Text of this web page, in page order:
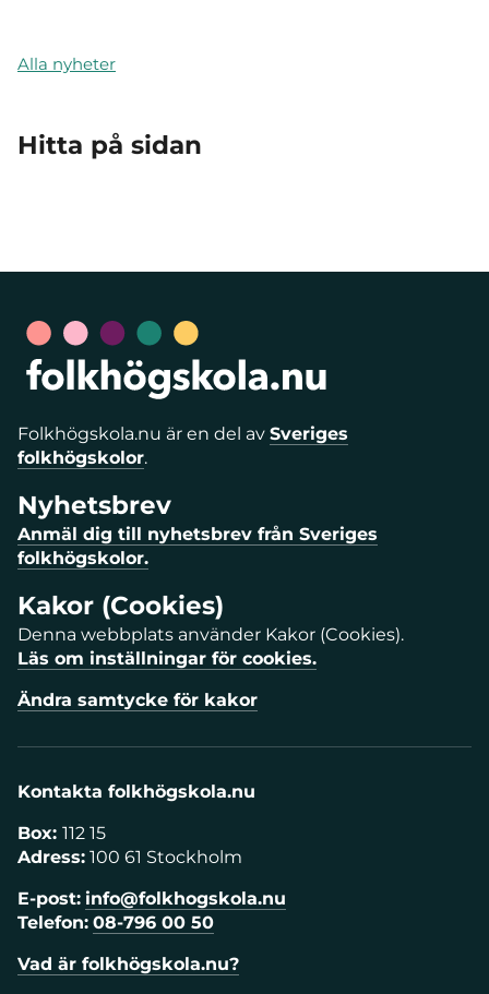
Alla nyheter
Hitta på sidan
Folkhögskola.nu är en del av Sveriges
folkhögskolor.
Nyhetsbrev
Anmäl dig till nyhetsbrev från Sveriges
folkhögskolor.
Kakor (Cookies)
Denna webbplats använder Kakor (Cookies).
Läs om inställningar för cookies.
Ändra samtycke för kakor
Kontakta folkhögskola.nu
Box: 112 15
Adress: 100 61 Stockholm
E-post: info@folkhogskola.nu
Telefon: 08-796 00 50
Vad är folkhögskola.nu?